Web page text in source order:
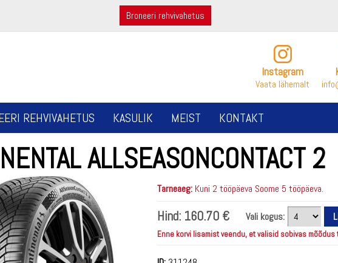
Broneeri rehvivahetus
Instagram
Vaata lähemalt
REHVIVAHETUS KASULIK MEIST KONTAKT
ALLSEASONCONTACT 2
Tarneaeg: Kuni 2 tööpäeva Soome 5 tööpäeva.
Hind: 160.70 € Vali kogus:
Enne korvi lisamist veendu, et valisid sobivas mõõdus